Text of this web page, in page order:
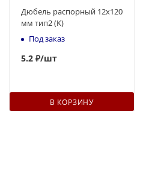
Дюбель распорный 12x120
мм тип2 (K)
Под заказ
5.2 ₽/шт
В КОРЗИНУ